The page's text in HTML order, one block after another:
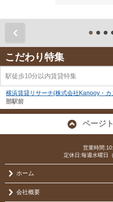
こだわり特集
駅徒歩10分以内賃貸特集
横浜賃貸リサーチ(株式会社Kanooy・カ
部駅前
ページ
営業時間
定休日:毎週水曜日
ホーム
会社概要